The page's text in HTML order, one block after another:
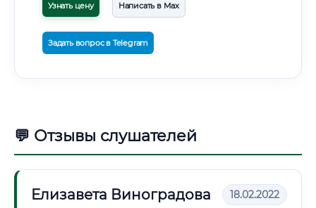
Узнать цену Написать в Max
Задать вопрос в Telegram
💬 Отзывы слушателей
Елизавета Виноградова 18.02.2022